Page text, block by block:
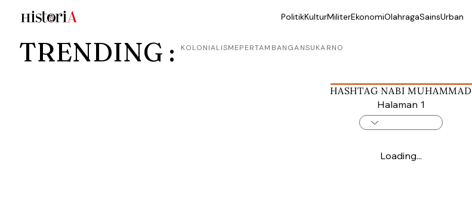
PolitikKulturMiliterEkonomiOlahragaSainsUrban
HASHTAG NABI MUHAMMAD
Halaman 1
Loading...
TRENDING : KOLONIALISMEPERTAMBANGANSUKARNO